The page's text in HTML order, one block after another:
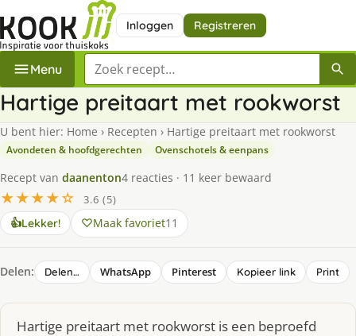
Inloggen Registreren
Menu Zoek een recept
Hartige preitaart met rookworst
U bent hier: Home › Recepten › Hartige preitaart met rookworst
Avondeten & hoofdgerechten Ovenschotels & eenpans
Recept van daanenton4 reacties · 11 keer bewaard
★★★★☆
3.6 (5)
👍Lekker! Maak favoriet11
Delen: Delen… WhatsApp Pinterest Kopieer link Print
Hartige preitaart met rookworst is een beproefd